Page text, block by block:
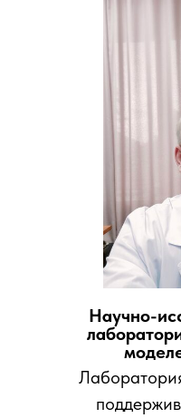
Научно-